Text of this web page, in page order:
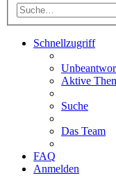
Schnellzugriff
Aktive
Suche
Das Team
FAQ
Anmelden